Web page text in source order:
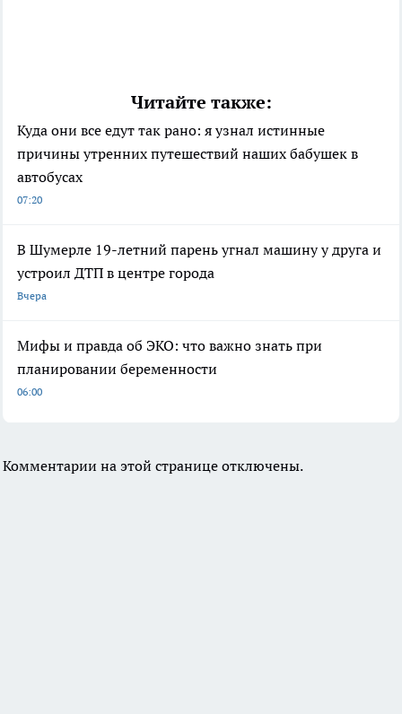
Читайте также:
Куда они все едут так рано: я узнал истинные
причины утренних путешествий наших бабушек в
автобусах
07:20
В Шумерле 19-летний парень угнал машину у друга и
устроил ДТП в центре города
Вчера
Мифы и правда об ЭКО: что важно знать при
планировании беременности
06:00
Комментарии на этой странице отключены.